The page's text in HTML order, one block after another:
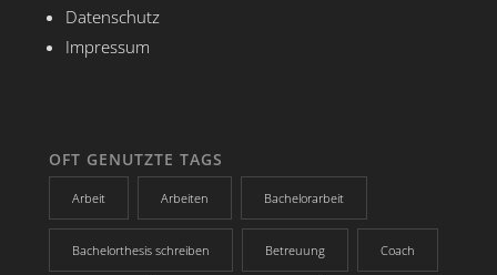
Datenschutz
Impressum
OFT GENUTZTE TAGS
Arbeit Arbeiten Bachelorarbeit
Bachelorthesis schreiben Betreuung Coach